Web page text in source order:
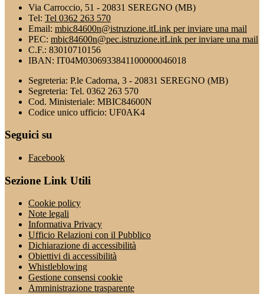
Via Carroccio, 51 - 20831 SEREGNO (MB)
Tel: Tel 0362 263 570
Email: mbic84600n@istruzione.itLink per inviare una mail
PEC: mbic84600n@pec.istruzione.itLink per inviare una mail
C.F.: 83010710156
IBAN: IT04M0306933841100000046018
Segreteria: P.le Cadorna, 3 - 20831 SEREGNO (MB)
Segreteria: Tel. 0362 263 570
Cod. Ministeriale: MBIC84600N
Codice unico ufficio: UF0AK4
Seguici su
Facebook
Sezione Link Utili
Cookie policy
Note legali
Informativa Privacy
Ufficio Relazioni con il Pubblico
Dichiarazione di accessibilità
Obiettivi di accessibilità
Whistleblowing
Gestione consensi cookie
Amministrazione trasparente